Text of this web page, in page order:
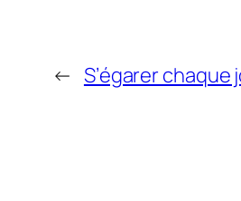
← S’égarer